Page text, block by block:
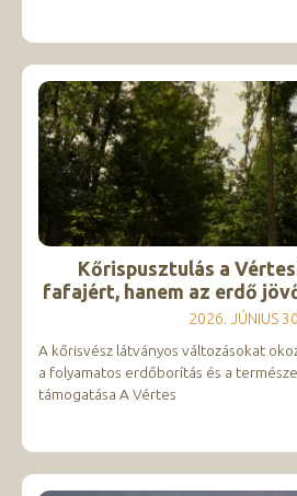
Kőrispusztulás a
fafajért, hanem az erdő
2026. JÚNIUS
A kőrisvész látványos változásokat
a folyamatos erdőborítás és a
támogatása A Vértes